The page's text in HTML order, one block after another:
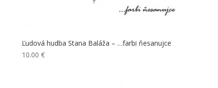
Ľudová hudba Stana Baláža – …farbi ňesanujce
10.00 €